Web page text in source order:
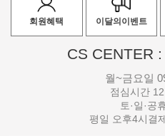
회원혜택 이달의이벤트
CS CENTER
월~금요일
점심시간
토·일·공
평일 오후4시결